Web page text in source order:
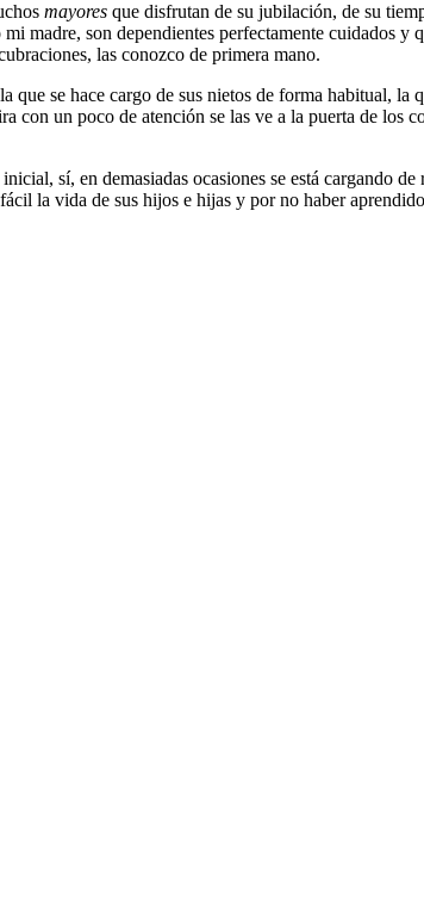
mayores que disfrutan de su jubilación, de su
madre, son dependientes perfectamente cuidados
las conozco de primera mano.
que se hace cargo de sus nietos de forma habitual,
con un poco de atención se las ve a la puerta de
sí, en demasiadas ocasiones se está cargando
la vida de sus hijos e hijas y por no haber